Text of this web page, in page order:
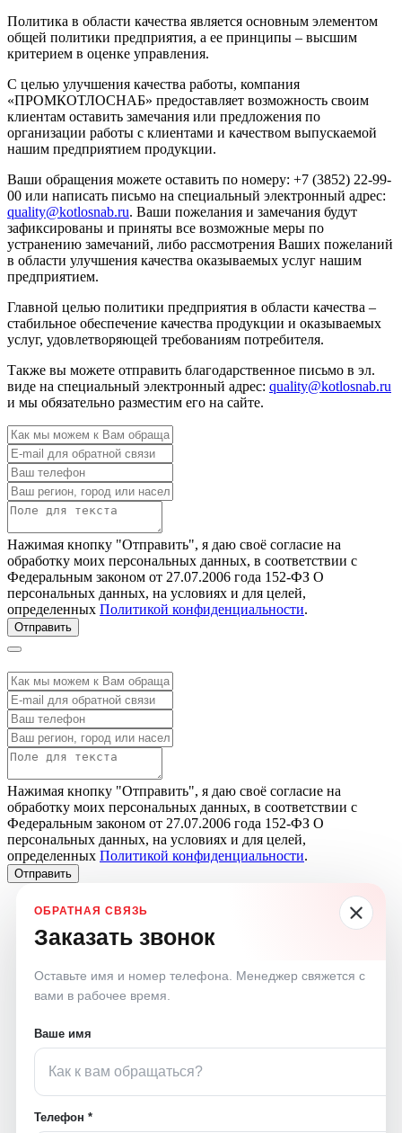
Политика в области качества является основным элементом
общей политики предприятия, а ее принципы – высшим
критерием в оценке управления.
С целью улучшения качества работы, компания
«ПРОМКОТЛОСНАБ» предоставляет возможность своим
клиентам оставить замечания или предложения по
организации работы с клиентами и качеством выпускаемой
нашим предприятием продукции.
Ваши обращения можете оставить по номеру: +7 (3852) 22-99-
00 или написать письмо на специальный электронный адрес:
quality@kotlosnab.ru. Ваши пожелания и замечания будут
зафиксированы и приняты все возможные меры по
устранению замечаний, либо рассмотрения Ваших пожеланий
в области улучшения качества оказываемых услуг нашим
предприятием.
Главной целью политики предприятия в области качества –
стабильное обеспечение качества продукции и оказываемых
услуг, удовлетворяющей требованиям потребителя.
Также вы можете отправить благодарственное письмо в эл.
виде на специальный электронный адрес: quality@kotlosnab.ru
и мы обязательно разместим его на сайте.
Нажимая кнопку "Отправить", я даю своё согласие на
обработку моих персональных данных, в соответствии с
Федеральным законом от 27.07.2006 года 152-ФЗ О
персональных данных, на условиях и для целей,
определенных Политикой конфиденциальности.
Отправить
Нажимая кнопку "Отправить", я даю своё согласие на
обработку моих персональных данных, в соответствии с
Федеральным законом от 27.07.2006 года 152-ФЗ О
персональных данных, на условиях и для целей,
определенных Политикой конфиденциальности.
Отправить
Заказать звонок
Оставьте имя и номер телефона. Менеджер свяжется с
вами в рабочее время.
Ваше имя
Телефон *